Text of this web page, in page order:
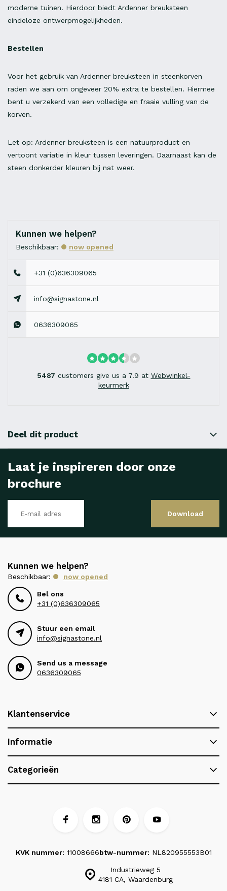
moderne tuinen. Hierdoor biedt Ardenner breuksteen
eindeloze ontwerpmogelijkheden.
Bestellen
Voor het gebruik van Ardenner breuksteen in steenkorven
raden we aan om ongeveer 20% extra te bestellen. Hiermee
bent u verzekerd van een volledige en fraaie vulling van de
korven.
Let op: Ardenner breuksteen is een natuurproduct en
vertoont variatie in kleur tussen leveringen. Daarnaast kan de
steen donkerder kleuren bij nat weer.
Kunnen we helpen?
Beschikbaar: now opened
+31 (0)636309065
info@signastone.nl
0636309065
5487 customers give us a 7.9 at Webwinkel-
keurmerk
Deel dit product
Laat je inspireren door onze
brochure
Download
Kunnen we helpen?
Beschikbaar: now opened
Bel ons
+31 (0)636309065
Stuur een email
info@signastone.nl
Send us a message
0636309065
Klantenservice
Informatie
Categorieën
Industrieweg 5
4181 CA, Waardenburg
KVK nummer: 11008666btw-nummer: NL820955553B01